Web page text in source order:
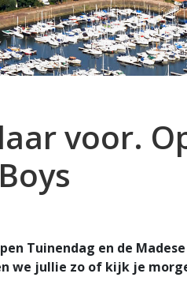
voor.
Tuinendag en de
we jullie zo of kijk je